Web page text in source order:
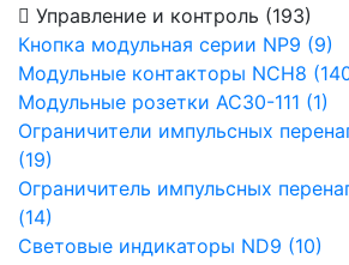
Управление и контроль (193)
Кнопка модульная серии NP9 (9)
Модульные контакторы NCH8
Модульные розетки AC30-111 (1)
Ограничители импульсных
(19)
Ограничитель импульсных
(14)
Световые индикаторы ND9 (10)